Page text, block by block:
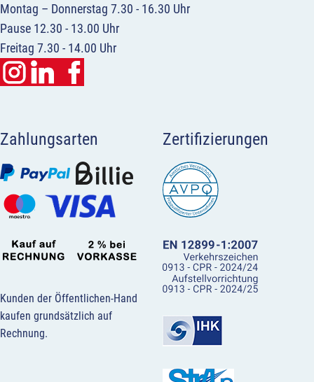
Montag – Donnerstag 7.30 - 16.30 Uhr
Pause 12.30 - 13.00 Uhr
Freitag 7.30 - 14.00 Uhr
Zahlungsarten
Kunden der Öffentlichen-Hand
kaufen grundsätzlich auf
Rechnung.
Zertifizierungen